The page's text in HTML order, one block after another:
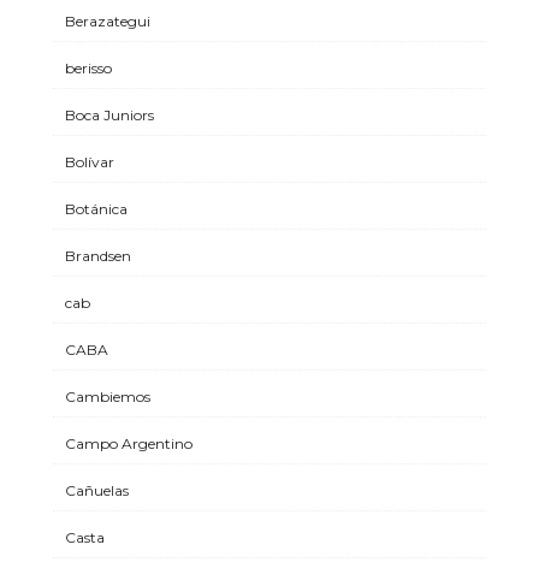
Berazategui
berisso
Boca Juniors
Bolívar
Botánica
Brandsen
cab
CABA
Cambiemos
Campo Argentino
Cañuelas
Casta